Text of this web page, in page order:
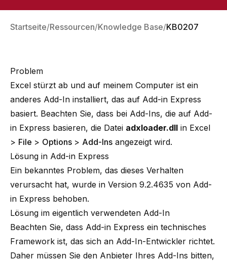
Startseite Ressourcen Knowledge Base KB0207
Problem
Excel stürzt ab und auf meinem Computer ist ein
anderes Add-In installiert, das auf Add-in Express
basiert. Beachten Sie, dass bei Add-Ins, die auf Add-
in Express basieren, die Datei adxloader.dll in Excel
> File > Options > Add-Ins angezeigt wird.
Lösung in Add-in Express
Ein bekanntes Problem, das dieses Verhalten
verursacht hat, wurde in Version 9.2.4635 von Add-
in Express behoben.
Lösung im eigentlich verwendeten Add-In
Beachten Sie, dass Add-in Express ein technisches
Framework ist, das sich an Add-In-Entwickler richtet.
Daher müssen Sie den Anbieter Ihres Add-Ins bitten,